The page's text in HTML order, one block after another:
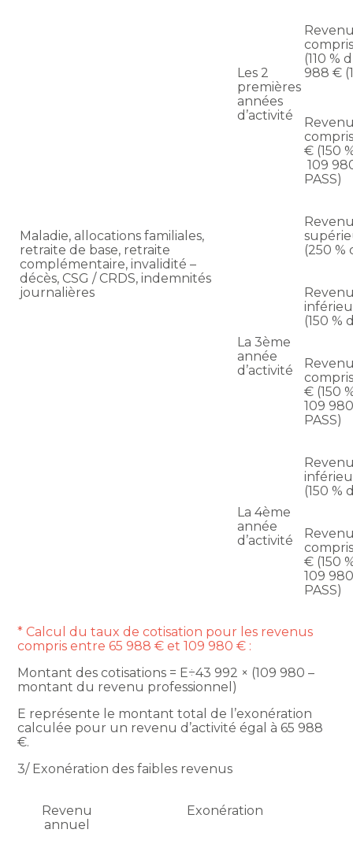
Maladie, allocations familiales,
retraite de base, retraite
complémentaire, invalidité –
décès, CSG / CRDS, indemnités
journalières
Les 2
premières
années
d’activité
(110 %
988 €
€ (150
109
PASS)
(250 %
La 3ème
année
d’activité
(150 %
€ (150
109
PASS)
La 4ème
année
d’activité
(150 %
€ (150
109
PASS)
* Calcul du taux de cotisation pour les revenus
compris entre 65 988 € et 109 980 € :
Montant des cotisations = E÷43 992 × (109 980 –
montant du revenu professionnel)
E représente le montant total de l’exonération
calculée pour un revenu d’activité égal à 65 988
€.
3/ Exonération des faibles revenus
Revenu
annuel
Exonération